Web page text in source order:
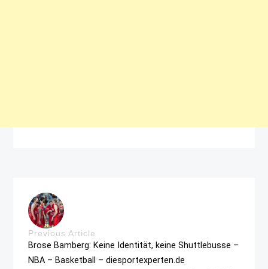
Previous Article
Brose Bamberg: Keine Identität, keine Shuttlebusse –
NBA – Basketball – diesportexperten.de